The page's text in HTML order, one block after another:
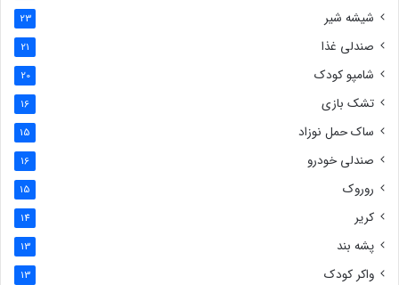
شیشه شیر 23
صندلی غذا 21
شامپو کودک 20
تشک بازی 16
ساک حمل نوزاد 15
صندلی خودرو 16
روروک 15
کریر 14
پشه بند 13
واکر کودک 13